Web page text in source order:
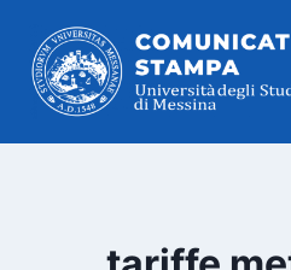
contenuto